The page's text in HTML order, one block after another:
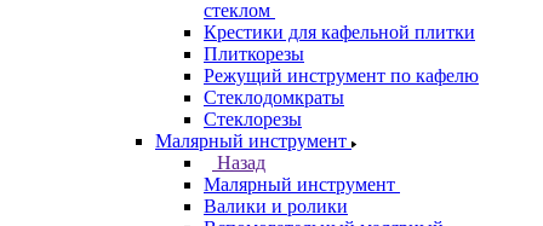
стеклом
Крестики для кафельной плитки
Плиткорезы
Режущий инструмент по кафелю
Стеклодомкраты
Стеклорезы
Малярный инструмент
Назад
Малярный инструмент
Валики и ролики